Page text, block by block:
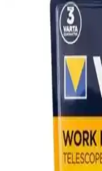
Ardinyo Ultra
Karşılaştırması:
İki yüksek performanslı
Nanopro kafa feneri,
çıkıyor. Bu
çözümünü seçmenize
Hubstein Cob
Çok Fonksiyonlu
Hubstein COB Mini LED
performansıyla hareket
modlu, şarjlı ve pratik